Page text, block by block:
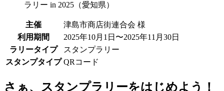
主催
津島市商店街連合会 様
利用期間
2025年10月1日〜2025年11月30日
ラリータイプ
スタンプラリー
スタンプタイプ QRコード
さぁ、スタンプラリーをはじめよう！